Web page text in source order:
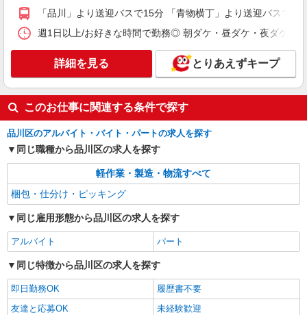
作業
時給1450円（就業先により異なる）
東京都品川区
キープ 詳細を見る
アルバイト パート
株式会社バイトレ（ADM815826）
久しぶりのお仕事に｜座ってできるモクモク軽
作業
時給1401円（就業先により異なる）
東京都品川区
キープ
派遣社員
ランスタッド株式会社 東京ベイ支店（有明事業所）/FTKB109612
仕分け・ピッキング・梱包
時給1500円 【日収例】11250円＝1500円×7時
間30分勤務の場合 ※残業代、交通費別途支給 ※
「品川」より送迎バスで15分 「青物横丁」より送迎バスで
週1日以上/お好きな時間で勤務◎ 朝ダケ・昼ダケ・夜ダケ・
詳細を見る とりあえずキープ
このお仕事に関連する条件で探す
品川区のアルバイト・バイト・パートの求人を探す
同じ職種から品川区の求人を探す
軽作業・製造・物流すべて
梱包・仕分け・ピッキング
同じ雇用形態から品川区の求人を探す
アルバイト パート
同じ特徴から品川区の求人を探す
即日勤務OK
履歴書不要
友達と応募OK
未経験歓迎